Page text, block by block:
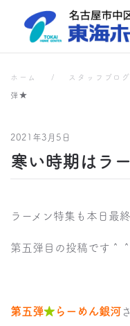
Skip to main content
スタ
ホーム スタッフブログ
弾★
2021年3月5日
寒い時期はラ
ラーメン特集も本日最終
第五弾目の投稿です＾＾
第五弾★ らーめん銀河